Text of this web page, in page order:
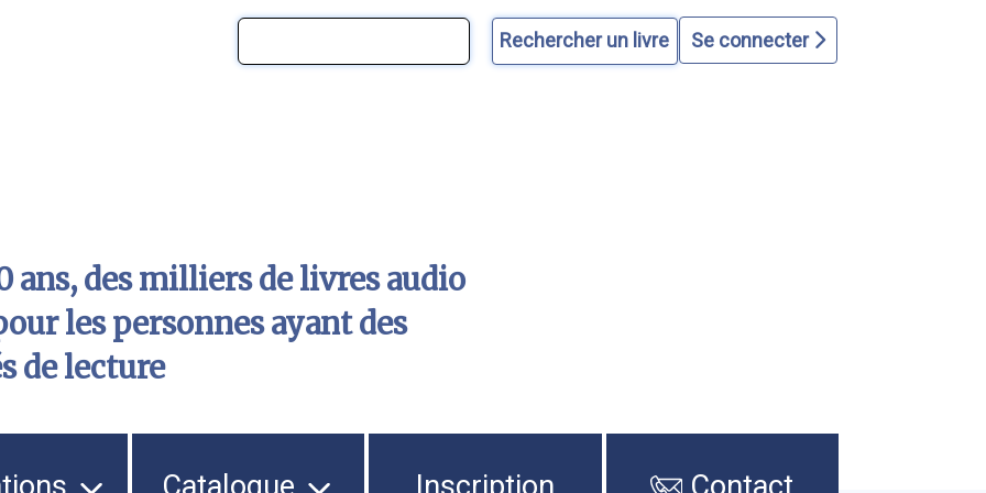
Se connecter
ans, des milliers de livres audio
les personnes ayant des
de lecture